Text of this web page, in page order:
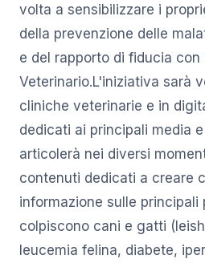
volta a sensibilizzare i
della prevenzione delle
e del rapporto di fiducia con
Veterinario.L'iniziativa sarà
cliniche veterinarie e in
dedicati ai principali media
articolerà nei diversi
contenuti dedicati a creare
informazione sulle principali
colpiscono cani e gatti
leucemia felina, diabete,